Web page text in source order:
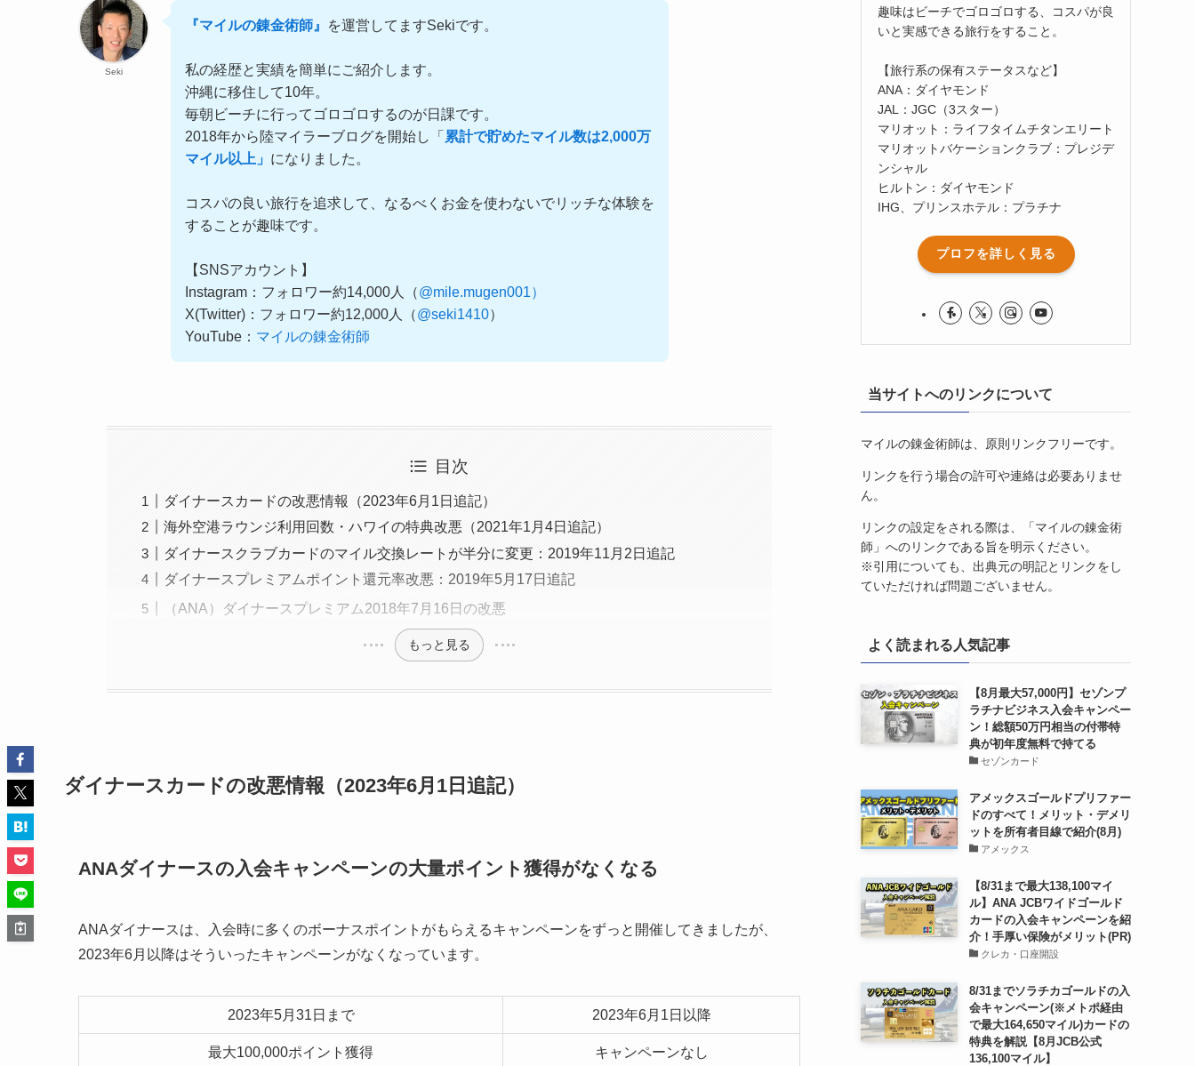
Seki
『マイルの錬金術師』 を運営してますSekiです。
私の経歴と実績を簡単にご紹介します。
沖縄に移住して10年。
毎朝ビーチに行ってゴロゴロするのが日課です。
2018年から陸マイラーブログを開始し「 累計で貯めたマイル数は2,000万
マイル以上」 になりました。
コスパの良い旅行を追求して、なるべくお金を使わないでリッチな体験を
することが趣味です。
【SNSアカウント】
Instagram：フォロワー約14,000人（@mile.mugen001）
X(Twitter)：フォロワー約12,000人（@seki1410）
YouTube： マイルの錬金術師
目次
ダイナースカードの改悪情報（2023年6月1日追記）
海外空港ラウンジ利用回数・ハワイの特典改悪（2021年1月4日追記）
ダイナースクラブカードのマイル交換レートが半分に変更：2019年11月2日追記
ダイナースプレミアムポイント還元率改悪：2019年5月17日追記
（ANA）ダイナースプレミアム2018年7月16日の改悪
もっと見る
ダイナースカードの改悪情報（2023年6月1日追記）
ANAダイナースの入会キャンペーンの大量ポイント獲得がなくなる
ANAダイナースは、入会時に多くのボーナスポイントがもらえるキャンペーンをずっと開催してきましたが、
2023年6月以降はそういったキャンペーンがなくなっています。
2023年5月31日まで 2023年6月1日以降
最大100,000ポイント獲得
キャンペーンなし
趣味はビーチでゴロゴロする、コスパが良
いと実感できる旅行をすること。
【旅行系の保有ステータスなど】
ANA：ダイヤモンド
JAL：JGC（3スター）
マリオット：ライフタイムチタンエリート
マリオットバケーションクラブ：プレジデ
ンシャル
ヒルトン：ダイヤモンド
IHG、プリンスホテル：プラチナ
プロフを詳しく見る
当サイトへのリンクについて
マイルの錬金術師は、原則リンクフリーです。
リンクを行う場合の許可や連絡は必要ありませ
ん。
リンクの設定をされる際は、「マイルの錬金術
師」へのリンクである旨を明示ください。
※引用についても、出典元の明記とリンクをし
ていただければ問題ございません。
よく読まれる人気記事
【8月最大57,000円】セゾンプ
ラチナビジネス入会キャンペー
ン！総額50万円相当の付帯特
典が初年度無料で持てる
セゾンカード
アメックスゴールドプリファー
ドのすべて！メリット・デメリ
ットを所有者目線で紹介(8月)
アメックス
【8/31まで最大138,100マイ
ル】ANA JCBワイドゴールド
カードの入会キャンペーンを紹
介！手厚い保険がメリット(PR)
クレカ・口座開設
8/31までソラチカゴールドの入
会キャンペーン(※メトポ経由
で最大164,650マイル)カードの
特典を解説【8月JCB公式
136,100マイル】